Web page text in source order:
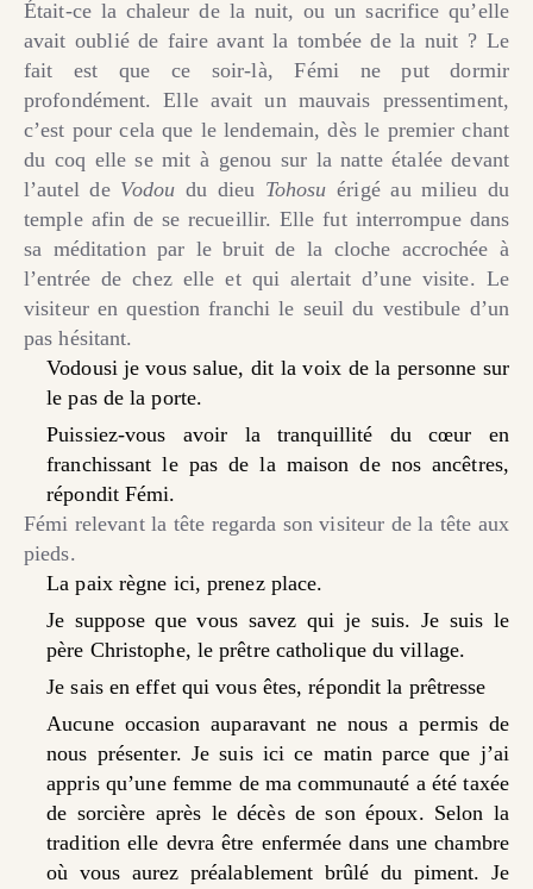
Était-ce la chaleur de la nuit, ou un sacrifice qu’elle
avait oublié de faire avant la tombée de la nuit ? Le
fait est que ce soir-là, Fémi ne put dormir
profondément. Elle avait un mauvais pressentiment,
c’est pour cela que le lendemain, dès le premier chant
du coq elle se mit à genou sur la natte étalée devant
l’autel de Vodou du dieu Tohosu érigé au milieu du
temple afin de se recueillir. Elle fut interrompue dans
sa méditation par le bruit de la cloche accrochée à
l’entrée de chez elle et qui alertait d’une visite. Le
visiteur en question franchi le seuil du vestibule d’un
pas hésitant.
Vodousi je vous salue, dit la voix de la personne sur
le pas de la porte.
Puissiez-vous avoir la tranquillité du cœur en
franchissant le pas de la maison de nos ancêtres,
répondit Fémi.
Fémi relevant la tête regarda son visiteur de la tête aux
pieds.
La paix règne ici, prenez place.
Je suppose que vous savez qui je suis. Je suis le
père Christophe, le prêtre catholique du village.
Je sais en effet qui vous êtes, répondit la prêtresse
Aucune occasion auparavant ne nous a permis de
nous présenter. Je suis ici ce matin parce que j’ai
appris qu’une femme de ma communauté a été taxée
de sorcière après le décès de son époux. Selon la
tradition elle devra être enfermée dans une chambre
où vous aurez préalablement brûlé du piment. Je